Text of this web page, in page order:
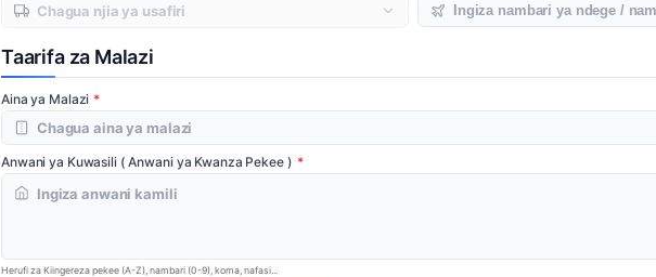
Taarifa za Malazi
Aina ya Malazi
Anwani ya Kuwasili ( Anwani ya Kwanza Pekee )
Herufi za Kiingereza pekee (A-Z), nambari (0-9), koma, nafasi...